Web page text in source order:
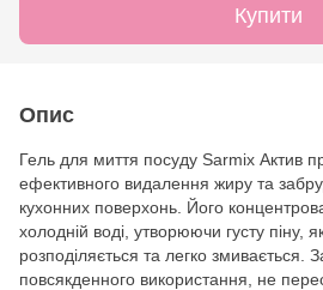
Купити
Опис
Гель для миття посуду Sarmix Актив
ефективного видалення жиру та
кухонних поверхонь. Його
холодній воді, утворюючи густу піну,
розподіляється та легко змивається.
повсякденного використання, не